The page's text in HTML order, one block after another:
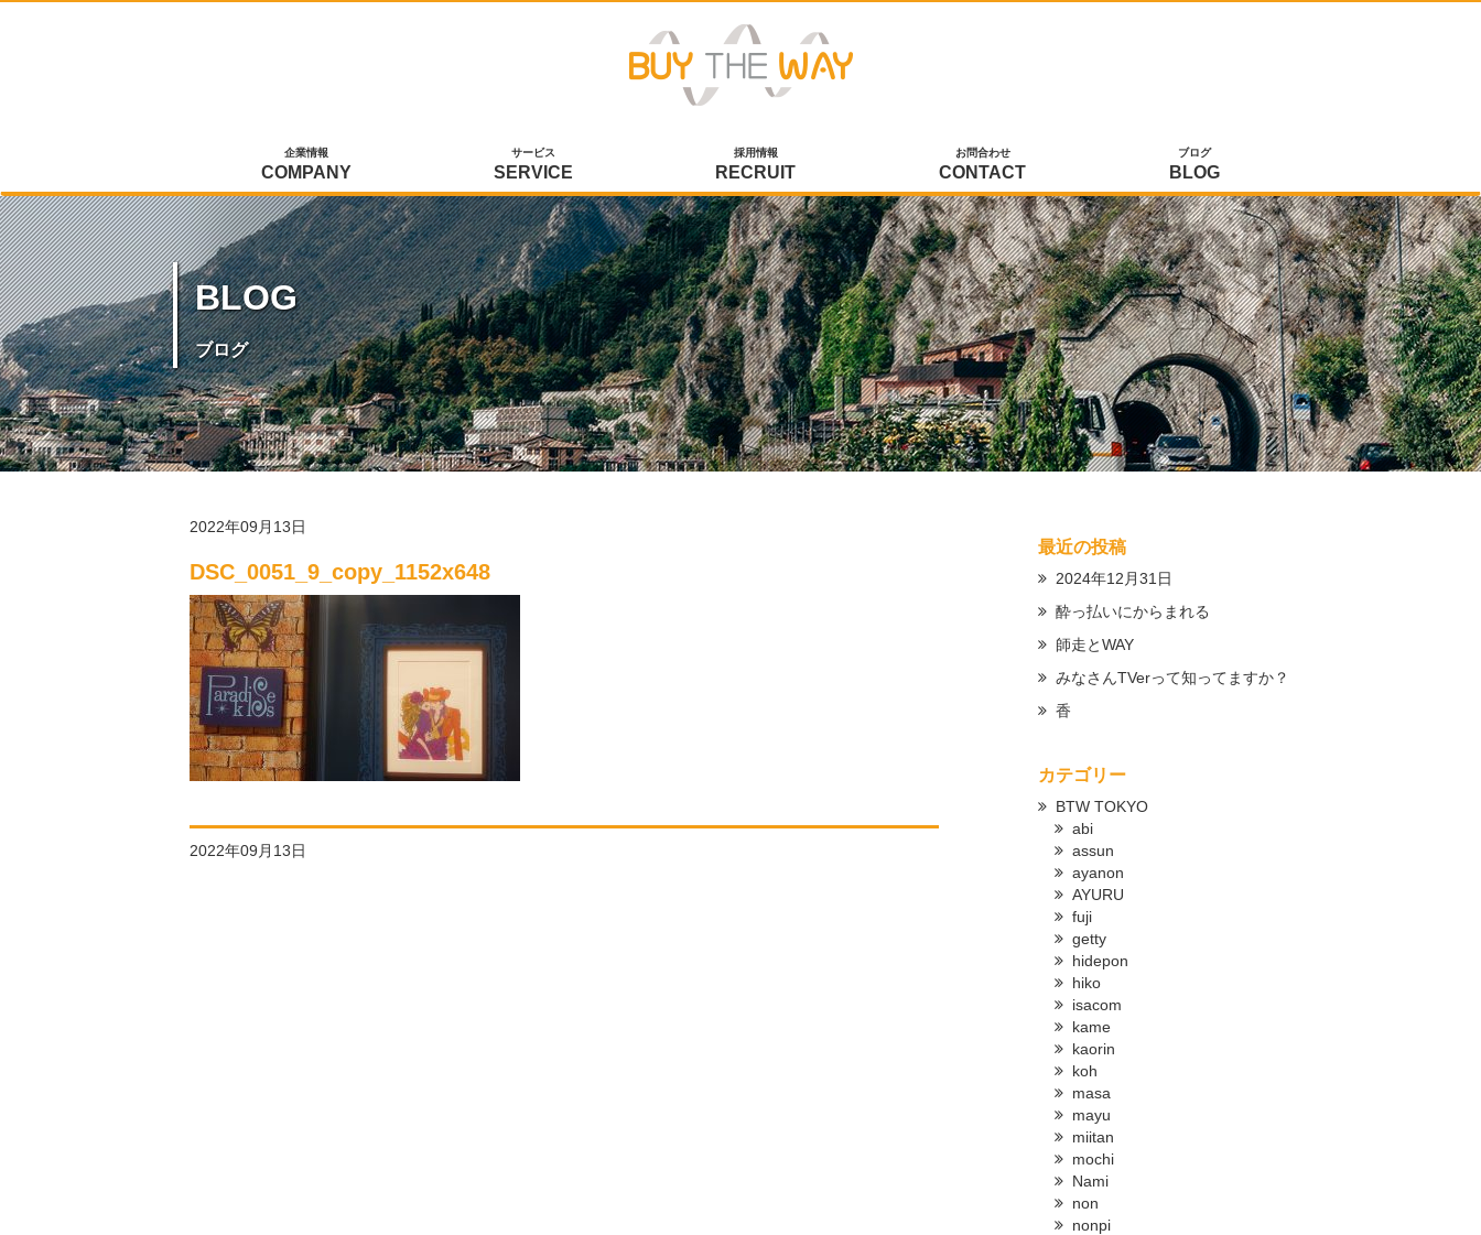
企業情報
COMPANY
サービス
SERVICE
採用情報
RECRUIT
お問合わせ
CONTACT
ブログ
BLOG
BLOG
ブログ
2022年09月13日
DSC_0051_9_copy_1152x648
2022年09月13日
最近の投稿
2024年12月31日
酔っ払いにからまれる
師走とWAY
みなさんTVerって知ってますか？
香
カテゴリー
BTW TOKYO
abi
assun
ayanon
AYURU
fuji
getty
hidepon
hiko
isacom
kame
kaorin
koh
masa
mayu
miitan
mochi
Nami
non
nonpi